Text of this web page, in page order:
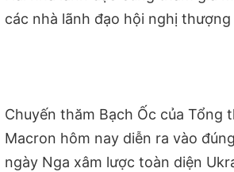
các nhà lãnh đạo hội nghị thượng
Chuyến thăm Bạch Ốc của Tổng
Macron hôm nay diễn ra vào
ngày Nga xâm lược toàn diện